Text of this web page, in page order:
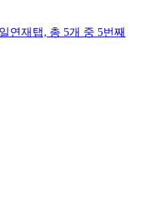
연재 탭, 총 5개 중 5번째